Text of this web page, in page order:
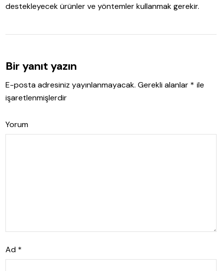
destekleyecek ürünler ve yöntemler kullanmak gerekir.
Bir yanıt yazın
E-posta adresiniz yayınlanmayacak. Gerekli alanlar * ile
işaretlenmişlerdir
Yorum
Ad *